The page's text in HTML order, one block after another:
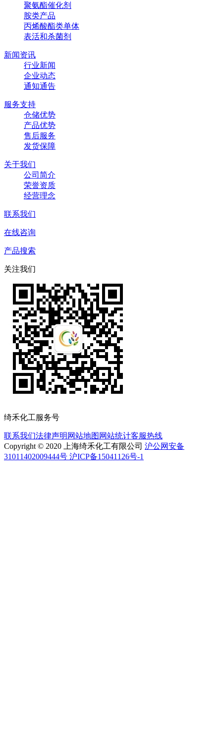
聚氨酯催化剂
胺类产品
丙烯酸酯类单体
表活和杀菌剂
新闻资讯
行业新闻
企业动态
通知通告
服务支持
仓储优势
产品优势
售后服务
发货保障
关于我们
公司简介
荣誉资质
经营理念
联系我们
在线咨询
产品搜索
关注我们
绮禾化工服务号
联系我们法律声明 网站地图 网站统计客服热线
Copyright © 2020 上海绮禾化工有限公司 沪公网安备
31011402009444号 沪ICP备15041126号-1